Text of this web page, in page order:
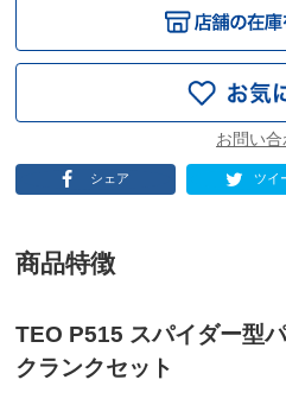
シェア ツイ
商品特徴
TEO P515 スパイダー型
クランクセット